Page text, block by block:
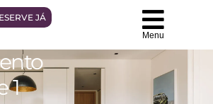
JÁ
Menu
1